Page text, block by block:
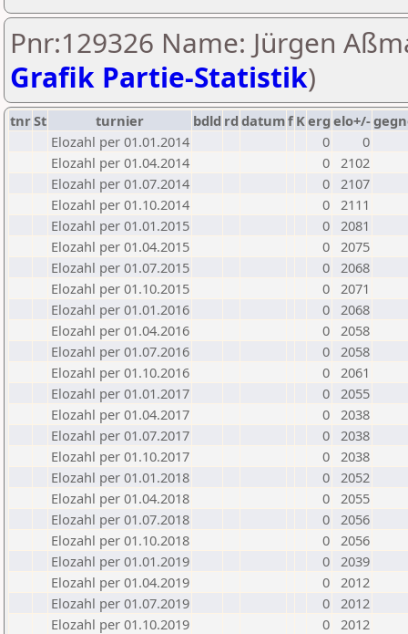
Pnr:129326 Name: Jürgen
Grafik Partie-Statistik)
tnrSt turnier bdld rd datumf Kerg elo+/-
Elozahl per 01.01.2014
0
0
Elozahl per 01.04.2014
0 2102
Elozahl per 01.07.2014
0 2107
Elozahl per 01.10.2014
0 2111
Elozahl per 01.01.2015
0 2081
Elozahl per 01.04.2015
0 2075
Elozahl per 01.07.2015
0 2068
Elozahl per 01.10.2015
0 2071
Elozahl per 01.01.2016
0 2068
Elozahl per 01.04.2016
0 2058
Elozahl per 01.07.2016
0 2058
Elozahl per 01.10.2016
0 2061
Elozahl per 01.01.2017
0 2055
Elozahl per 01.04.2017
0 2038
Elozahl per 01.07.2017
0 2038
Elozahl per 01.10.2017
0 2038
Elozahl per 01.01.2018
0 2052
Elozahl per 01.04.2018
0 2055
Elozahl per 01.07.2018
0 2056
Elozahl per 01.10.2018
0 2056
Elozahl per 01.01.2019
0 2039
Elozahl per 01.04.2019
0 2012
Elozahl per 01.07.2019
0 2012
Elozahl per 01.10.2019
0 2012